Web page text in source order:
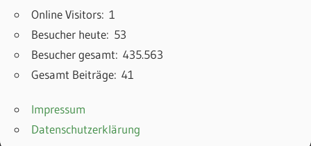
Online Visitors:1
Besucher heute: 53
Besucher gesamt:435.563
Gesamt Beiträge:41
Impressum
Datenschutzerklärung